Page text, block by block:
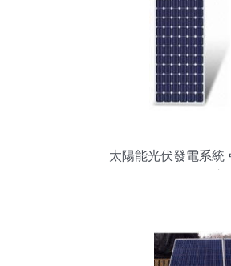
太陽能光伏發電系統